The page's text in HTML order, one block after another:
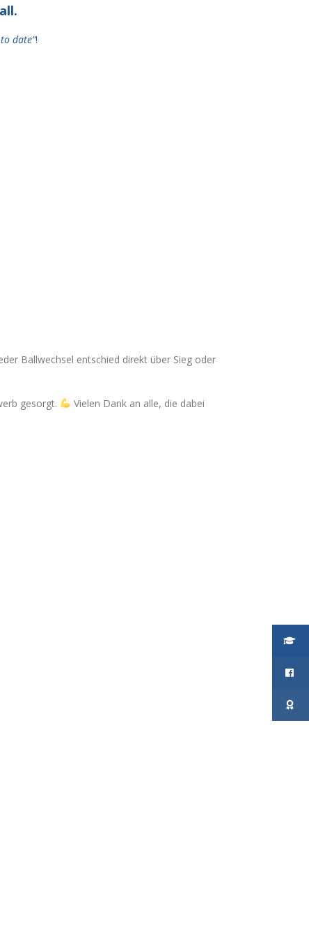
date“!
Ballwechsel entschied direkt über Sieg oder
gesorgt.
Vielen Dank an alle, die dabei